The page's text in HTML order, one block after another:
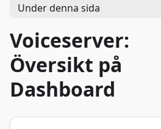
Under denna sida
Voiceserver:
Översikt på
Dashboard